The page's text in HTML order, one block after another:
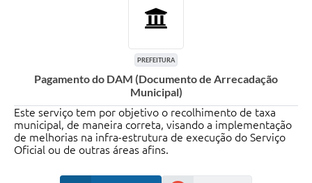
PREFEITURA
Pagamento do DAM (Documento de Arrecadação
Municipal)
Este serviço tem por objetivo o recolhimento de taxa
municipal, de maneira correta, visando a implementação
de melhorias na infra-estrutura de execução do Serviço
Oficial ou de outras áreas afins.